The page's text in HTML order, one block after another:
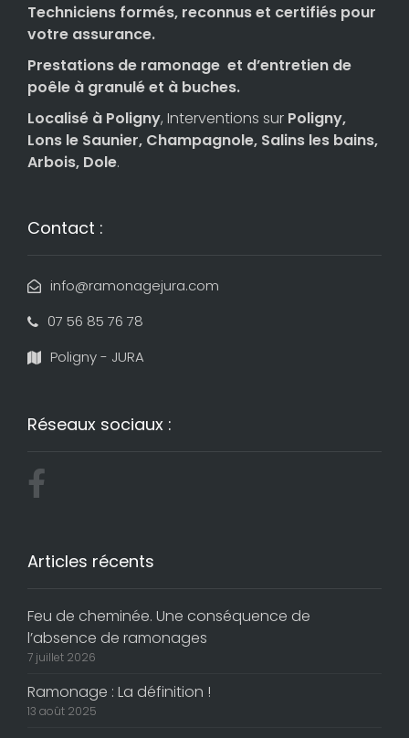
Techniciens formés, reconnus et certifiés pour
votre assurance.
Prestations de ramonage et d’entretien de
poêle à granulé et à buches.
Localisé à Poligny, Interventions sur Poligny,
Lons le Saunier, Champagnole, Salins les bains,
Arbois, Dole.
Contact :
info@ramonagejura.com
07 56 85 76 78
Poligny - JURA
Réseaux sociaux :
Articles récents
Feu de cheminée. Une conséquence de
l’absence de ramonages
7 juillet 2026
Ramonage : La définition !
13 août 2025